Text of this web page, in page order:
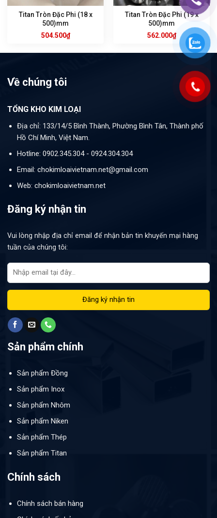
Titan Tròn Đặc Phi (18 x
500)mm
504.500₫
Titan Tròn Đặc Phi (19 x
500)mm
562.000₫
Về chúng tôi
TỔNG KHO KIM LOẠI
Địa chỉ: 133/14/5 Bình Thành, Phường Bình Tân, Thành phố
Hồ Chí Minh, Việt Nam.
Hotline: 0902.345.304 - 0924.304.304
Email: chokimloaivietnam.net@gmail.com
Web: chokimloaivietnam.net
Đăng ký nhận tin
Vui lòng nhập địa chỉ email để nhận bản tin khuyến mại hàng
tuần của chúng tôi:
Sản phẩm chính
Sản phẩm Đồng
Sản phẩm Inox
Sản phẩm Nhôm
Sản phẩm Niken
Sản phẩm Thép
Sản phẩm Titan
Chính sách
Chính sách bán hàng